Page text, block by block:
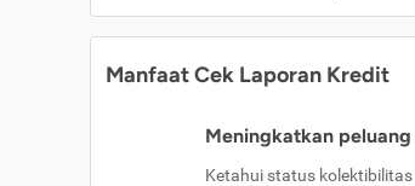
Manfaat Cek Laporan Kredit
Meningkatkan
Ketahui status